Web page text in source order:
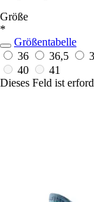
Größe
*
Größentabelle
36
36,5
40
41
Dieses Feld ist